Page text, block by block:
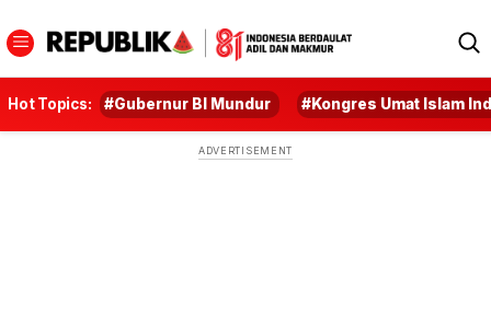
Hot Topics: #Gubernur BI Mundur #Kongres Umat Islam